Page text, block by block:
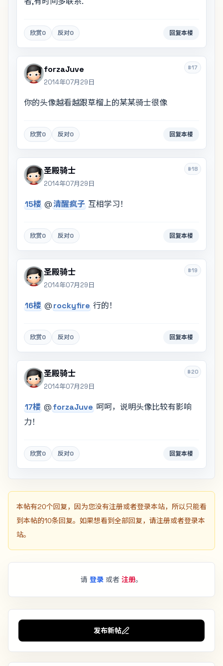
欣赏0 反对0 回复本楼
#17
forzaJuve
2014年07月29日
你的头像越看越跟草榴上的某某骑士很像
欣赏0 反对0 回复本楼
#18
圣殿骑士
2014年07月29日
15楼@清醒疯子 互相学习！
欣赏0 反对0 回复本楼
#19
圣殿骑士
2014年07月29日
16楼@rockyfire 行的！
欣赏0 反对0 回复本楼
#20
圣殿骑士
2014年07月29日
17楼@forzaJuve 呵呵，说明头像比较有影响
力！
欣赏0 反对0 回复本楼
本帖有20个回复，因为您没有注册或者登录本站，所以只能看
到本帖的10条回复。如果想看到全部回复，请注册或者登录本
站。
请 登录 或者 注册。
发布新帖